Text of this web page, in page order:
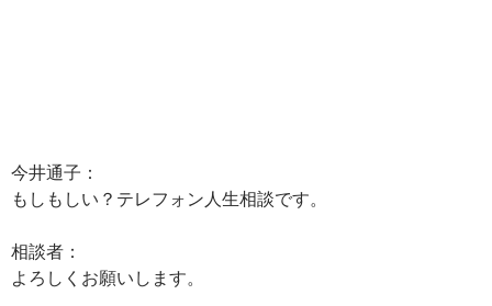
今井通子：
もしもしい？テレフォン人生相談です。
相談者：
よろしくお願いします。